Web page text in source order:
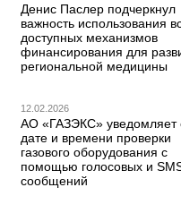
Денис Паслер подчеркнул
важность использования
доступных механизмов
финансирования для
региональной медицины
12.02.2026
АО «ГАЗЭКС» уведомляет
дате и времени проверки
газового оборудования с
помощью голосовых и
сообщений